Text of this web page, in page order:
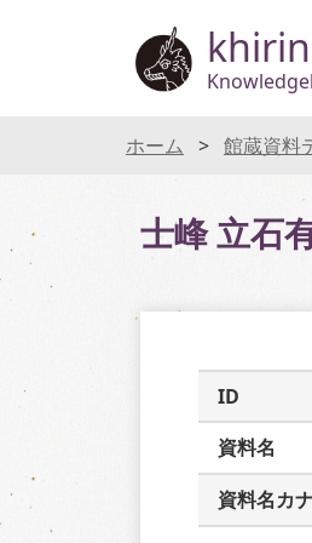
khirin
ホーム 館蔵資料
士峰 立石
ID
資料名
資料名カ